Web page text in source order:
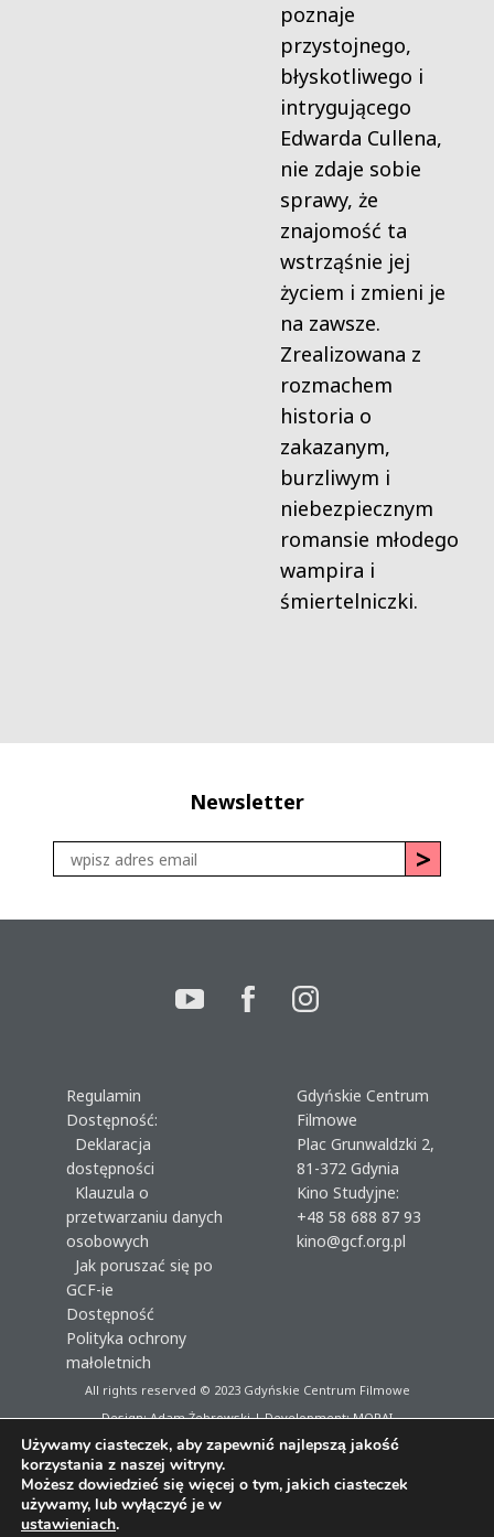
poznaje
przystojnego,
błyskotliwego i
intrygującego
Edwarda Cullena,
nie zdaje sobie
sprawy, że
znajomość ta
wstrząśnie jej
życiem i zmieni je
na zawsze.
Zrealizowana z
rozmachem
historia o
zakazanym,
burzliwym i
niebezpiecznym
romansie młodego
wampira i
śmiertelniczki.
Newsletter
Regulamin
Dostępność:
Deklaracja
dostępności
Klauzula o
przetwarzaniu danych
osobowych
Jak poruszać się po
GCF-ie
Dostępność
Polityka ochrony
małoletnich
Gdyńskie Centrum
Filmowe
Plac Grunwaldzki 2,
81-372 Gdynia
Kino Studyjne:
+48 58 688 87 93
kino@gcf.org.pl
All rights reserved © 2023Gdyńskie Centrum Filmowe
Design: Adam Żebrowski | Development:MORAI
Używamy ciasteczek, aby zapewnić najlepszą jakość
korzystania z naszej witryny.
Możesz dowiedzieć się więcej o tym, jakich ciasteczek
używamy, lub wyłączyć je w
ustawieniach.